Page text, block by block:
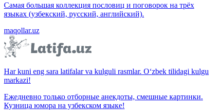
Самая большая коллекция пословиц и поговорок на трёх
языках (узбекский, русский, английский).
maqollar.uz
Har kuni eng sara latifalar va kulguli rasmlar. O‘zbek tilidagi kulgu
markazi!
Ежедневно только отборные анекдоты, смешные картинки.
Кузница юмора на узбекском языке!